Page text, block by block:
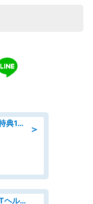
＞
トヨタ自動車 堤工場で部品の検査/特典168万/tutumi
ヘルプデスク/外資系保険業界でのITヘルプデスク業務/駅近/即日勤務可/ヘルプデスク